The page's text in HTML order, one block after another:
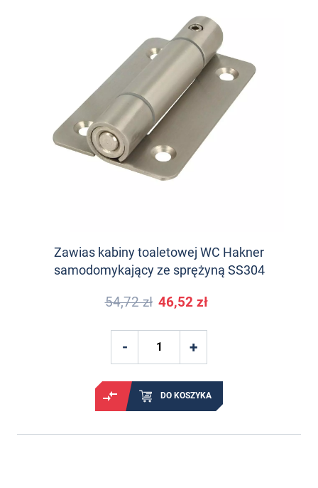
Zawias kabiny toaletowej WC Hakner
samodomykający ze sprężyną SS304
54,72 zł 46,52 zł
DO KOSZYKA